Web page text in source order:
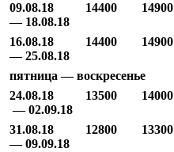
09.08.18
— 18.08.18
14400 14900
16.08.18
— 25.08.18
14400 14900
пятница — воскресенье
24.08.18
— 02.09.18
13500 14000
31.08.18
— 09.09.18
12800 13300